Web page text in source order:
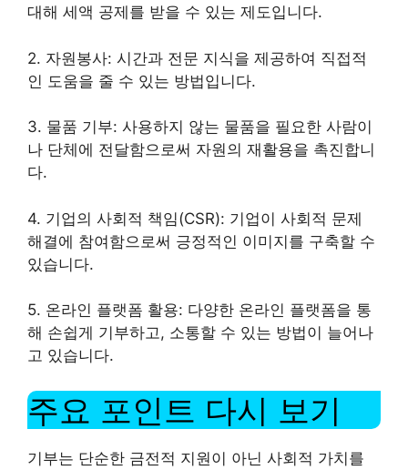
대해 세액 공제를 받을 수 있는 제도입니다.
2. 자원봉사: 시간과 전문 지식을 제공하여 직접적
인 도움을 줄 수 있는 방법입니다.
3. 물품 기부: 사용하지 않는 물품을 필요한 사람이
나 단체에 전달함으로써 자원의 재활용을 촉진합니
다.
4. 기업의 사회적 책임(CSR): 기업이 사회적 문제
해결에 참여함으로써 긍정적인 이미지를 구축할 수
있습니다.
5. 온라인 플랫폼 활용: 다양한 온라인 플랫폼을 통
해 손쉽게 기부하고, 소통할 수 있는 방법이 늘어나
고 있습니다.
주요 포인트 다시 보기
기부는 단순한 금전적 지원이 아닌 사회적 가치를